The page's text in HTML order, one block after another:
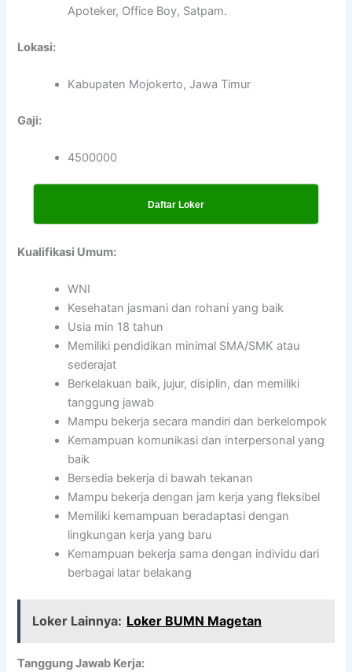
Apoteker, Office Boy, Satpam.
Lokasi:
Kabupaten Mojokerto, Jawa Timur
Gaji:
4500000
Daftar Loker
Kualifikasi Umum:
WNI
Kesehatan jasmani dan rohani yang baik
Usia min 18 tahun
Memiliki pendidikan minimal SMA/SMK atau
sederajat
Berkelakuan baik, jujur, disiplin, dan memiliki
tanggung jawab
Mampu bekerja secara mandiri dan berkelompok
Kemampuan komunikasi dan interpersonal yang
baik
Bersedia bekerja di bawah tekanan
Mampu bekerja dengan jam kerja yang fleksibel
Memiliki kemampuan beradaptasi dengan
lingkungan kerja yang baru
Kemampuan bekerja sama dengan individu dari
berbagai latar belakang
Loker Lainnya: Loker BUMN Magetan
Tanggung Jawab Kerja: